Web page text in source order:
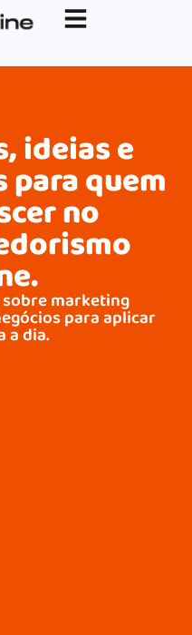
ideias e
quem
no
marketing
para aplicar
a dia.